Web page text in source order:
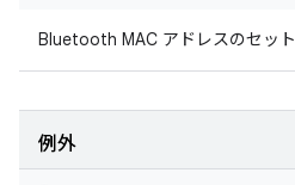
Bluetooth MAC アドレスのセット
例外